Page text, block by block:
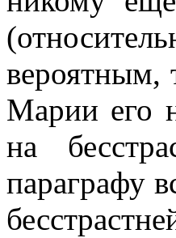
вероятным,
Марии его
на
параграфу